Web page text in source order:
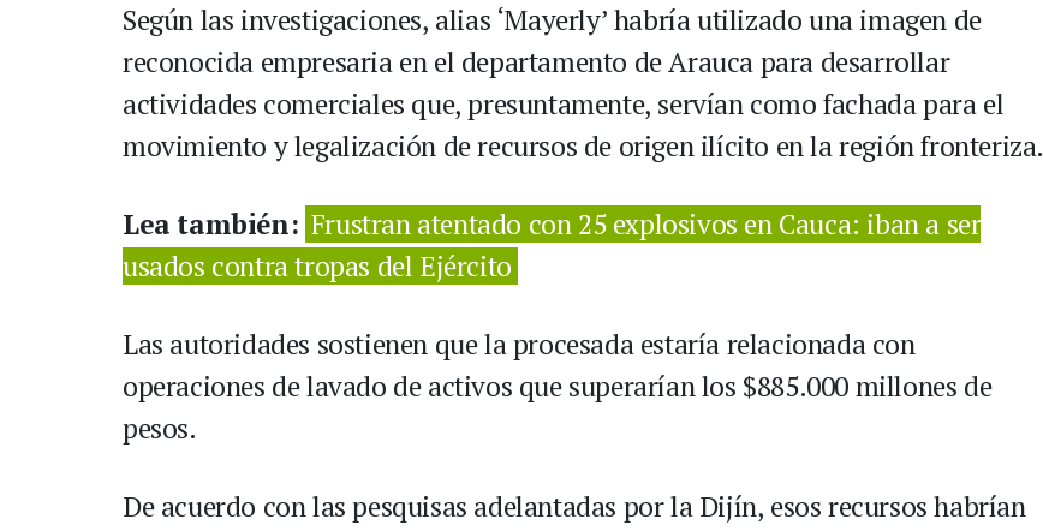
Según las investigaciones, alias ‘Mayerly’ habría utilizado una imagen de
reconocida empresaria en el departamento de Arauca para desarrollar
actividades comerciales que, presuntamente, servían como fachada para el
movimiento y legalización de recursos de origen ilícito en la región fronteriza.
Lea también: Frustran atentado con 25 explosivos en Cauca: iban a ser
usados contra tropas del Ejército
Las autoridades sostienen que la procesada estaría relacionada con
operaciones de lavado de activos que superarían los $885.000 millones de
pesos.
De acuerdo con las pesquisas adelantadas por la Dijín, esos recursos habrían